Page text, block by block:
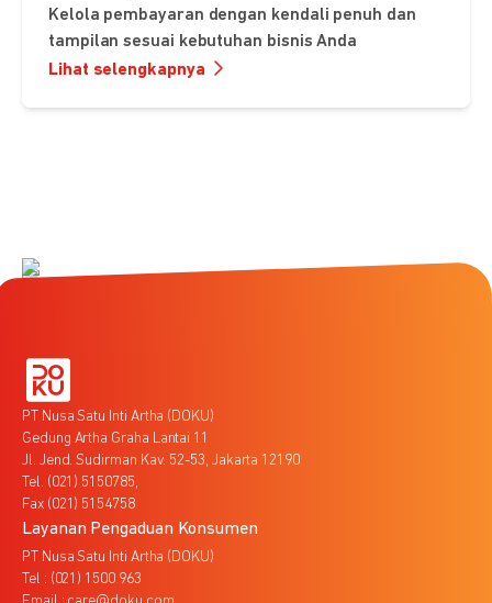
Kelola pembayaran dengan kendali penuh dan
tampilan sesuai kebutuhan bisnis Anda
Lihat selengkapnya
PT Nusa Satu Inti Artha (DOKU)
Gedung Artha Graha Lantai 11
Jl. Jend. Sudirman Kav. 52-53, Jakarta 12190
Tel. (021) 5150785,
Fax (021) 5154758
Layanan Pengaduan Konsumen
PT Nusa Satu Inti Artha (DOKU)
Tel : (021) 1500 963